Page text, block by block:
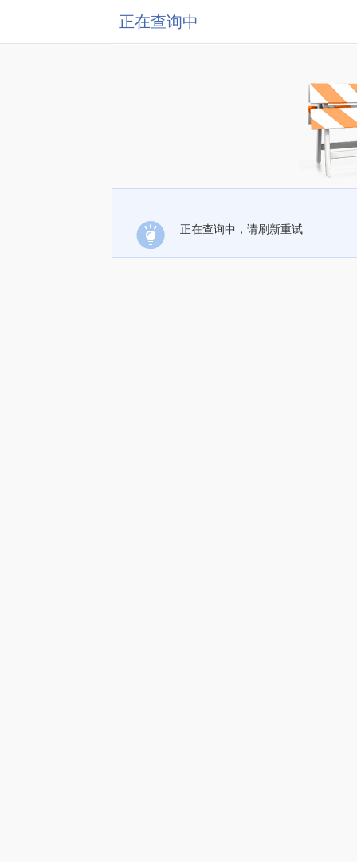
正在查询中
正在查询中，请刷新重试